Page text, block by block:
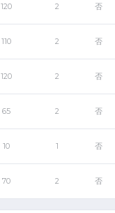
120 2 否
110 2 否
120 2 否
65 2 否
10 1 否
70 2 否